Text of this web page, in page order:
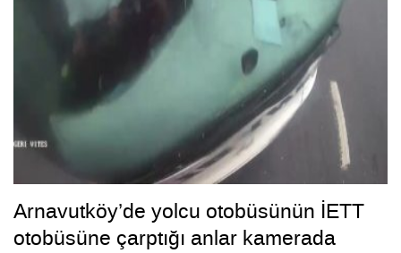
Arnavutköy’de yolcu otobüsünün İETT
otobüsüne çarptığı anlar kamerada